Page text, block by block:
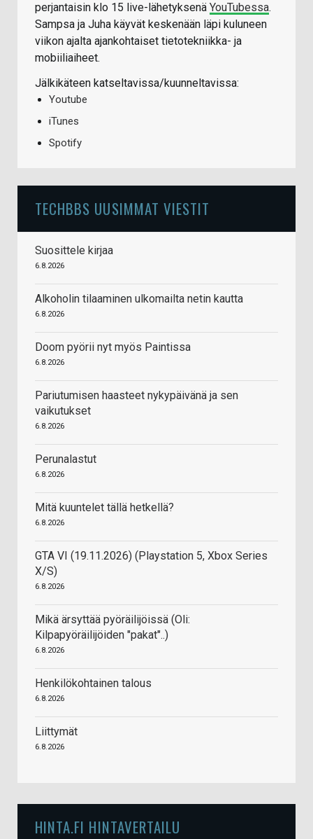
perjantaisin klo 15 live-lähetyksenä YouTubessa.
Sampsa ja Juha käyvät keskenään läpi kuluneen
viikon ajalta ajankohtaiset tietotekniikka- ja
mobiiliaiheet.
Jälkikäteen katseltavissa/kuunneltavissa:
Youtube
iTunes
Spotify
TECHBBS UUSIMMAT VIESTIT
Suosittele kirjaa
6.8.2026
Alkoholin tilaaminen ulkomailta netin kautta
6.8.2026
Doom pyörii nyt myös Paintissa
6.8.2026
Pariutumisen haasteet nykypäivänä ja sen
vaikutukset
6.8.2026
Perunalastut
6.8.2026
Mitä kuuntelet tällä hetkellä?
6.8.2026
GTA VI (19.11.2026) (Playstation 5, Xbox Series
X/S)
6.8.2026
Mikä ärsyttää pyöräilijöissä (Oli:
Kilpapyöräilijöiden "pakat"..)
6.8.2026
Henkilökohtainen talous
6.8.2026
Liittymät
6.8.2026
HINTA.FI HINTAVERTAILU